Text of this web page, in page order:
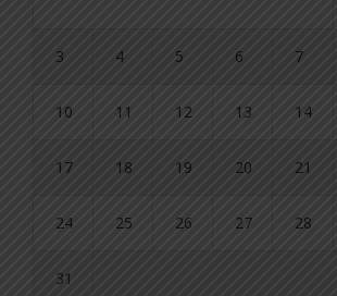
3 4 5 6 7
10 11 12 13 14
17 18 19 20 21
24 25 26 27 28
31